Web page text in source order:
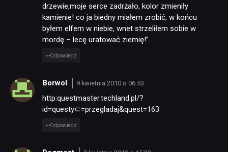
drzewie,moje serce zadrżało, kolor zmieniły
kamienie! co ja biedny miałem zrobić, w końcu
byłem elfem w niebie, wnet strzeliłem sobie w
mordę – lecę uratować ziemię!”.
Odpowiedz
Borwol 9 kwietnia 2010 o 06:53
http:questmaster.techland.pl/?
id=questy⊂=przegladaj&quest=163
Odpowiedz